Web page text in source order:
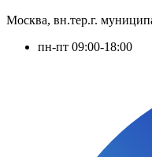
Москва, вн.тер.г.
пн-пт 09:00-18:00